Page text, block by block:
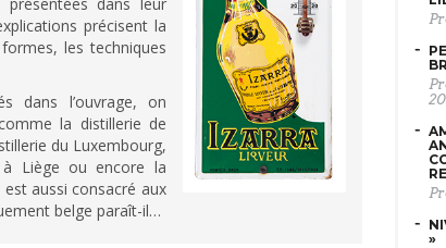
précisent la
les techniques
dans l’ouvrage, on
la distillerie de
du Luxembourg,
Liège ou encore la
aussi consacré aux
belge paraît-il…
»